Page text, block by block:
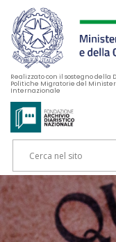
Realizzato con il sostegno della
Politiche Migratorie del
Internazionale